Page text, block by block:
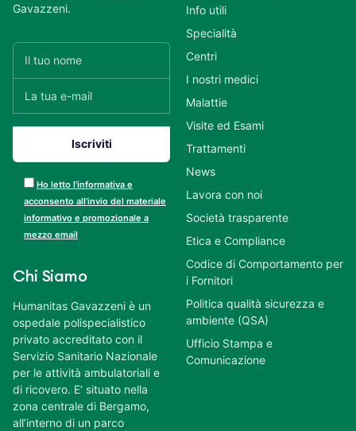
Gavazzeni.
Ho letto l’informativa e
acconsento all’invio del materiale
informativo e promozionale a
mezzo email
Chi Siamo
Humanitas Gavazzeni è un
ospedale polispecialistico
privato accreditato con il
Servizio Sanitario Nazionale
per le attività ambulatoriali e
di ricovero. E’ situato nella
zona centrale di Bergamo,
all’interno di un parco
Info utili
Specialità
Centri
I nostri medici
Malattie
Visite ed Esami
Trattamenti
News
Lavora con noi
Società trasparente
Etica e Compliance
Codice di Comportamento per
i Fornitori
Politica qualità sicurezza e
ambiente (QSA)
Ufficio Stampa e
Comunicazione